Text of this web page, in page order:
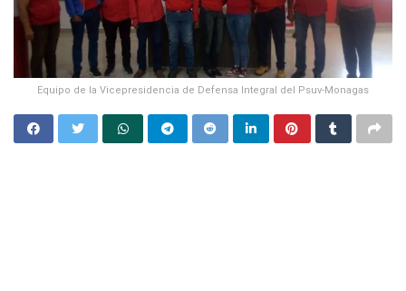
Equipo de la Vicepresidencia de Defensa Integral del Psuv-Monagas